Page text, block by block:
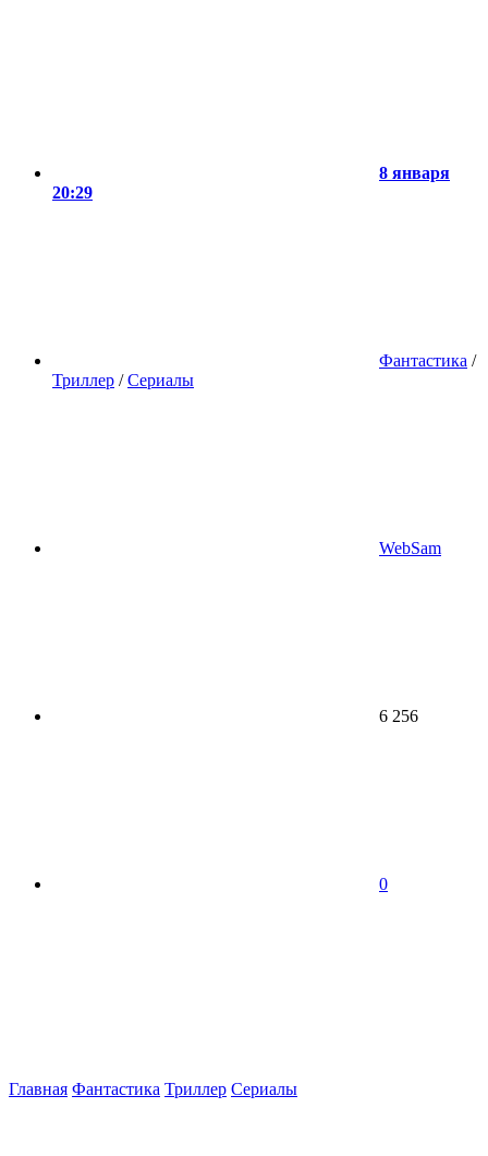
8 января
20:29
Фантастика /
Триллер /Сериалы
WebSam
6 256
0
Главная Фантастика Триллер Сериалы